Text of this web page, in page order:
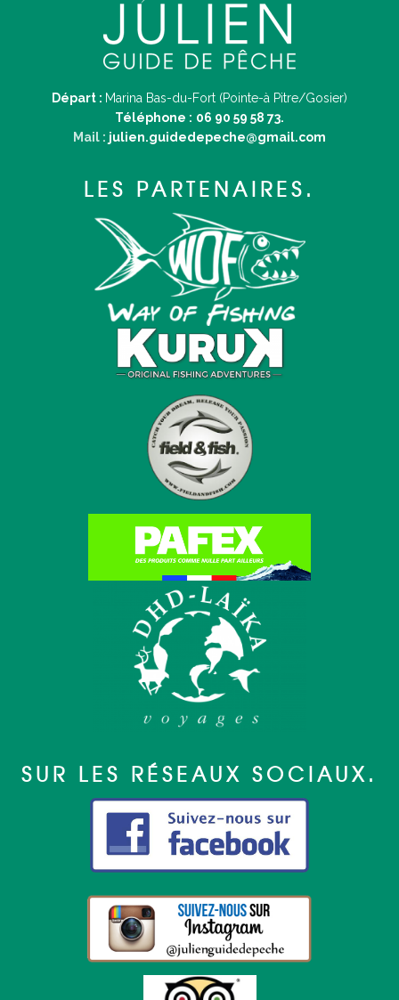
Départ : Marina Bas-du-Fort (Pointe-à Pitre/Gosier)
Téléphone : 06 90 59 58 73.
Mail : julien.guidedepeche@gmail.com
LES PARTENAIRES.
SUR LES RÉSEAUX SOCIAUX.